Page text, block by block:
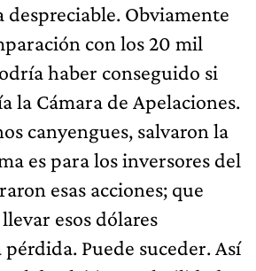
Obviamente
con los 20 mil
haber conseguido si
la Cámara de Apelaciones.
canyengues, salvaron la
es para los inversores del
esas acciones; que
esos dólares
Puede suceder. Así